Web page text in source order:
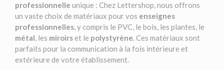
professionnelle unique : Chez Lettershop, nous offrons
un vaste choix de matériaux pour vos enseignes
professionnelles, y compris le PVC, le bois, les plantes, le
métal, les miroirs et le polystyrène. Ces matériaux sont
parfaits pour la communication à la fois intérieure et
extérieure de votre établissement.